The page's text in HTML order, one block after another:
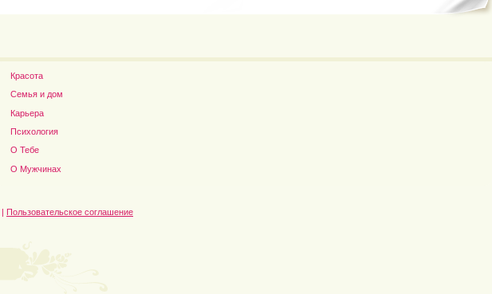
Дэниел Рэдклифф...
Красота
Семья и дом
Карьера
Психология
О Тебе
О Мужчинах
| Пользовательское соглашение